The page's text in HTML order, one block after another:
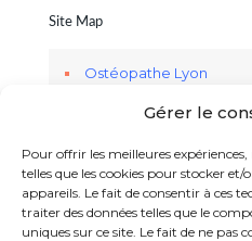
Gérer le
Pour offrir les meilleures
telles que les cookies pour stocker
appareils. Le fait de consentir à ces
traiter des données telles que le
uniques sur ce site. Le fait de ne pas
Site Map
Ostéopathe Lyon
Services
Réseau, Lecture &
Informations
Mentions Légales RGPD